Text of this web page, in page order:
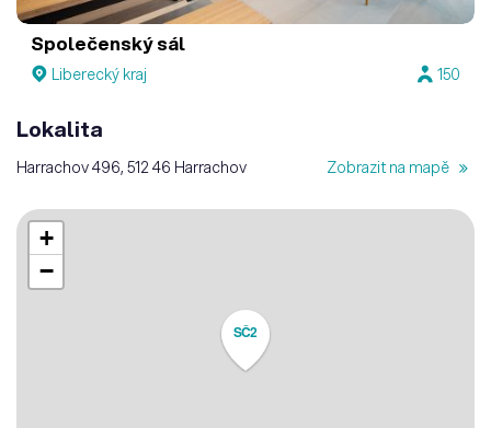
Společenský sál
Liberecký kraj 150
Lokalita
Harrachov 496, 512 46 Harrachov Zobrazit na mapě
SČ2
+
−